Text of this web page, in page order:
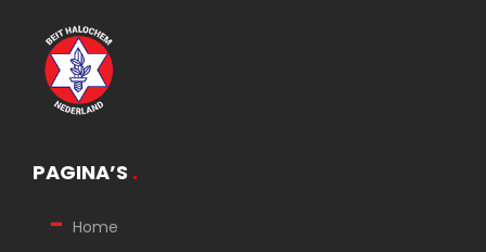
PAGINA’S .
Home